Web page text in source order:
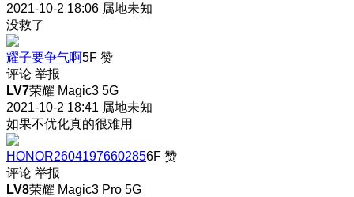
2021-10-2 18:06 属地未知
没救了
耀子要争气啊5F 赞
评论 举报
LV7荣耀 Magic3 5G
2021-10-2 18:41 属地未知
如果不优化真的很难用
HONOR26041976602856F 赞
评论 举报
LV8荣耀 Magic3 Pro 5G